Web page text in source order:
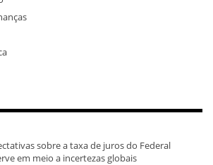
sobre a taxa de juros do Federal
em meio a incertezas globais